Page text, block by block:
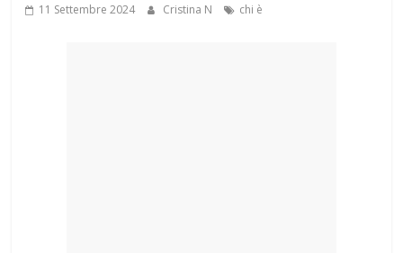
11 Settembre 2024 Cristina N chi è